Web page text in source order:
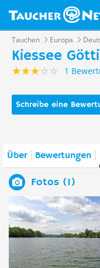
Tauchen Europa
Kiessee
1
Schreibe eine
Über Bewertungen
Fotos (1)